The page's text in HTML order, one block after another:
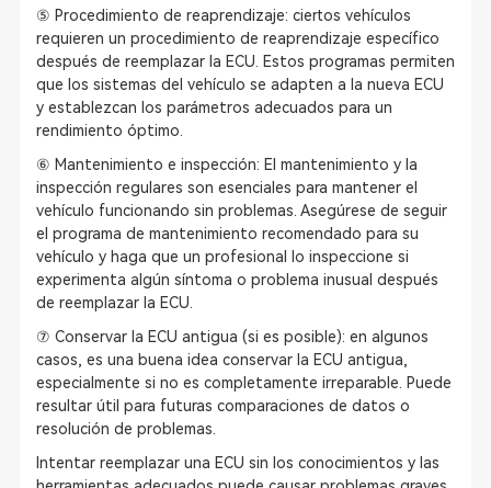
⑤ Procedimiento de reaprendizaje: ciertos vehículos
requieren un procedimiento de reaprendizaje específico
después de reemplazar la ECU. Estos programas permiten
que los sistemas del vehículo se adapten a la nueva ECU
y establezcan los parámetros adecuados para un
rendimiento óptimo.
⑥ Mantenimiento e inspección: El mantenimiento y la
inspección regulares son esenciales para mantener el
vehículo funcionando sin problemas. Asegúrese de seguir
el programa de mantenimiento recomendado para su
vehículo y haga que un profesional lo inspeccione si
experimenta algún síntoma o problema inusual después
de reemplazar la ECU.
⑦ Conservar la ECU antigua (si es posible): en algunos
casos, es una buena idea conservar la ECU antigua,
especialmente si no es completamente irreparable. Puede
resultar útil para futuras comparaciones de datos o
resolución de problemas.
Intentar reemplazar una ECU sin los conocimientos y las